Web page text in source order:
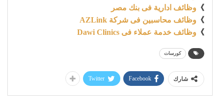
》 وظائف ادارية فى بنك مصر
》 وظائف محاسبين فى شركة AZLink
》 وظائف خدمة عملاء فى Dawi Clinics
كورسات
شارك Facebook
Twitter